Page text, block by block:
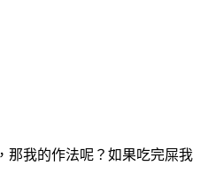
我的作法呢？如果吃完屎我